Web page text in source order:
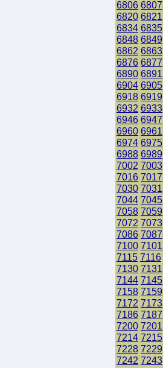
6806 6807
6820 6821
6834 6835
6848 6849
6862 6863
6876 6877
6890 6891
6904 6905
6918 6919
6932 6933
6946 6947
6960 6961
6974 6975
6988 6989
7002 7003
7016 7017
7030 7031
7044 7045
7058 7059
7072 7073
7086 7087
7100 7101
7115 7116
7130 7131
7144 7145
7158 7159
7172 7173
7186 7187
7200 7201
7214 7215
7228 7229
7242 7243